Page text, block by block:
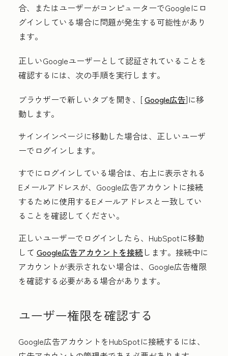
合、またはユーザーがコンピューターでGoogleにロ
グインしている場合に問題が発生する可能性があり
ます。
正しいGoogleユーザーとして認証されていることを
確認するには、次の手順を実行します。
ブラウザーで新しいタブを開き、[Google広告]に移
動します。
サインインページに移動した場合は、正しいユーザ
ーでログインします。
すでにログインしている場合は、右上に表示される
Eメールアドレスが、Google広告アカウントに接続
するために使用するEメールアドレスと一致してい
ることを確認してください。
正しいユーザーでログインしたら、HubSpotに移動
して Google広告アカウントを接続します。接続中に
アカウントが表示されない場合は、Google広告権限
を確認する必要がある場合があります。
ユーザー権限を確認する
Google広告アカウントをHubSpotに接続するには、